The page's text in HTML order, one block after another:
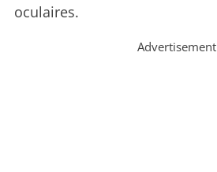
oculaires.
Advertisement